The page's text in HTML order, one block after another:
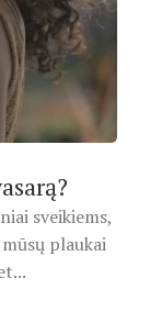
sveikiems,
plaukai